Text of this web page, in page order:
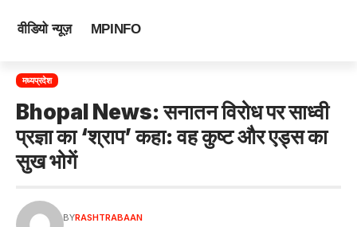
वीडियो न्यूज़ MPINFO
मध्यप्रदेश
Bhopal News: सनातन विरोध पर साध्वी
प्रज्ञा का ‘श्राप’ कहा: वह कुष्ट और एड्स का
सुख भोगें
BYRASHTRABAAN